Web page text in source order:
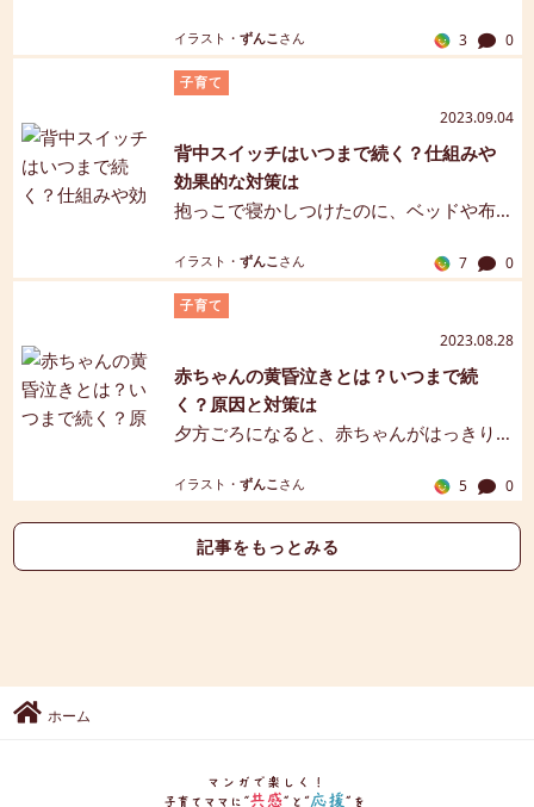
イラスト・ ずんこさん
ラグラせず、安定します。では、赤ちゃ
んの首すわりはいつ頃なのでしょうか。
この記事では、首がすわる時期、首がす
わったと判定する基準、練習方法や抱っ
この仕方についてご紹介します。【マン
ガ解説】
3 0
イラスト・ ずんこさん
背中スイッチはいつまで続く？仕組みや
効果的な対策は
抱っこで寝かしつけたのに、ベッドや布
ん。苦労した寝かしつけがふりだしに戻
ってしまい、ガックリ…という経験をした
ママやパパも多いのではないでしょう
か。まるで背中のスイッチを押してしま
ったかのような、新生児時期から生後半
年頃に起こりやすいこの現象は、いつま
で続くのでしょう。この記事では、背中
す。【マンガ解説】
子育て
2023.09.04
7 0
イラスト・ ずんこさん
赤ちゃんの黄昏泣きとは？いつまで続
く？原因と対策は
夕方ごろになると、赤ちゃんがはっきり
昏泣き（たそがれなき）」といいます。
あやしてもおむつを変えても泣き続ける
赤ちゃんに困った…というママやパパも多
いかもしれません。この記事では、黄昏
子育て
2023.08.28
5 0
記事をもっとみる
ホーム